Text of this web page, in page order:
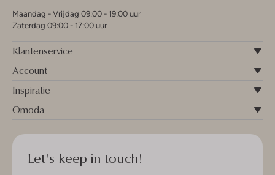
Maandag - Vrijdag 09:00 - 19:00 uur
Zaterdag 09:00 - 17:00 uur
Klantenservice
Account
Inspiratie
Omoda
Let's keep in touch!